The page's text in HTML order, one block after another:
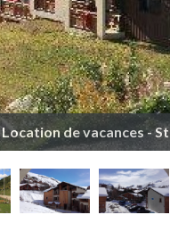
Location de vacances -